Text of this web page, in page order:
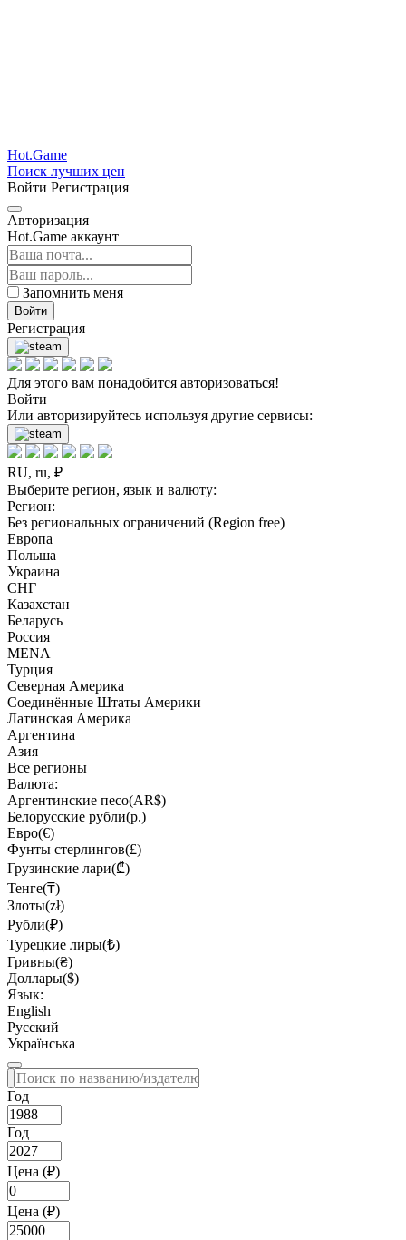
Hot.Game
Поиск лучших цен
Войти Регистрация
Авторизация
Hot.Game аккаунт
Запомнить меня
Войти
Регистрация
Для этого вам понадобится авторизоваться!
Войти
Или авторизируйтесь используя другие сервисы:
RU, ru, ₽
Выберите регион, язык и валюту:
Регион:
Без региональных ограничений (Region free)
Европа
Польша
Украина
СНГ
Казахстан
Беларусь
Россия
MENA
Турция
Северная Америка
Соединённые Штаты Америки
Латинская Америка
Аргентина
Азия
Все регионы
Валюта:
Аргентинские песо(AR$)
Белорусские рубли(р.)
Евро(€)
Фунты стерлингов(£)
Грузинские лари(₾)
Тенге(₸)
Злоты(zł)
Рубли(₽)
Турецкие лиры(₺)
Гривны(₴)
Доллары($)
Язык:
English
Русский
Українська
Год
Год
Цена (₽)
Цена (₽)